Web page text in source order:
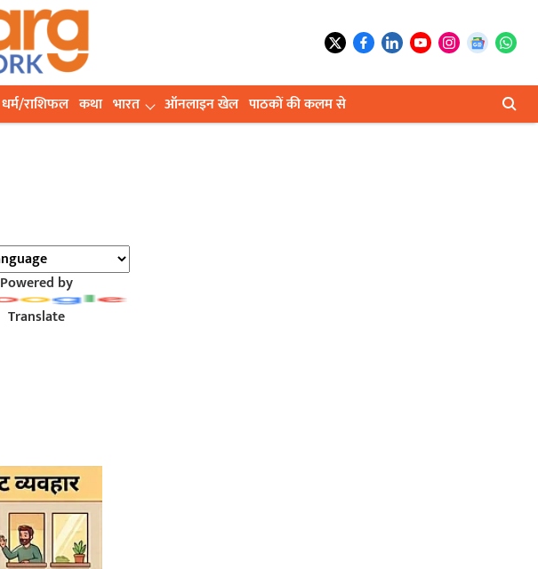
धर्म/राशिफल कथा भारत ऑनलाइन खेल पाठकों की कलम से
Powered by
Translate